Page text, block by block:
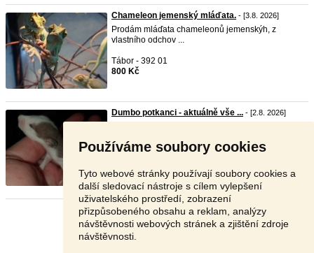
Používáme soubory cookies
Tyto webové stránky používají soubory cookies a
další sledovací nástroje s cílem vylepšení
uživatelského prostředí, zobrazení
přizpůsobeného obsahu a reklam, analýzy
návštěvnosti webových stránek a zjištění zdroje
návštěvnosti.
Chameleon jemenský mláďata. - [3.8. 2026]
Prodám mláďata chameleonů jemenskýh, z
vlastního odchov ...
Tábor - 392 01
800 Kč
Dumbo potkanci - aktuálně vše ... - [2.8. 2026]
100 Kč
Stránka: 1 2 3 Další